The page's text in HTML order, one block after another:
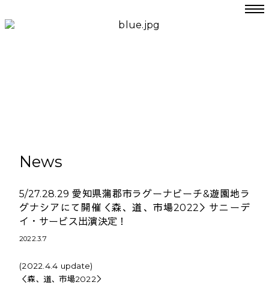
News
5/27.28.29 愛知県蒲郡市ラグーナビーチ&遊園地ラ
グナシアにて開催＜森、道、市場2022＞サニーデ
イ・サービス出演決定！
2022.3.7
(2022.4.4 update)
＜森、道、市場2022＞